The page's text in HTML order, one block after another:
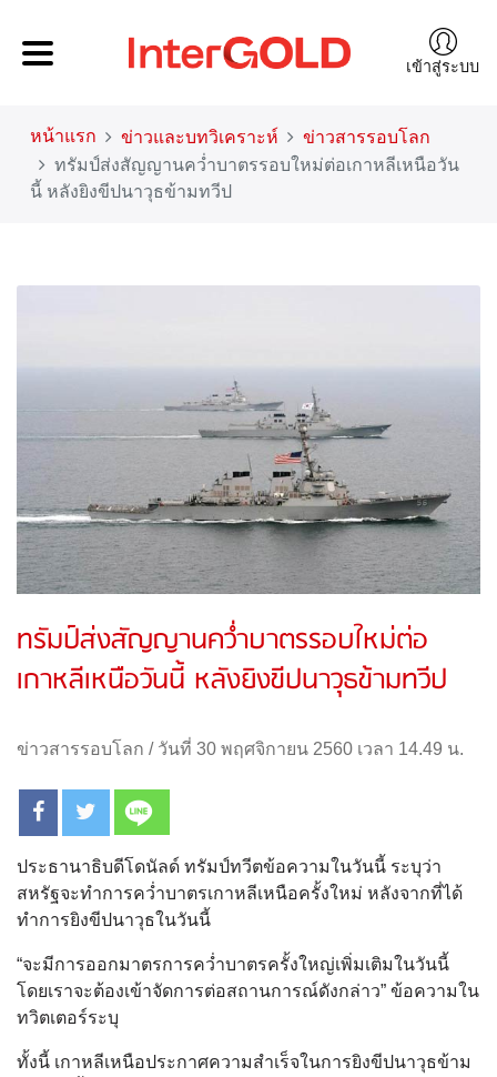
เข้าสู่ระบบ
หน้าแรก ข่าวและบทวิเคราะห์
ข่าวสารรอบโลก
ทรัมป์ส่งสัญญานคว่ำบาตรรอบใหม่ต่อเกาหลีเหนือวัน
นี้ หลังยิงขีปนาวุธข้ามทวีป
ทรัมป์ส่งสัญญานคว่ำบาตรรอบใหม่ต่อ
เกาหลีเหนือวันนี้ หลังยิงขีปนาวุธข้ามทวีป
ข่าวสารรอบโลก / วันที่ 30 พฤศจิกายน 2560 เวลา 14.49 น.
ประธานาธิบดีโดนัลด์ ทรัมป์ทวีตข้อความในวันนี้ ระบุว่า
สหรัฐจะทำการคว่ำบาตรเกาหลีเหนือครั้งใหม่ หลังจากที่ได้
ทำการยิงขีปนาวุธในวันนี้
“จะมีการออกมาตรการคว่ำบาตรครั้งใหญ่เพิ่มเติมในวันนี้
โดยเราจะต้องเข้าจัดการต่อสถานการณ์ดังกล่าว” ข้อความใน
ทวิตเตอร์ระบุ
ทั้งนี้ เกาหลีเหนือประกาศความสำเร็จในการยิงขีปนาวุธข้าม